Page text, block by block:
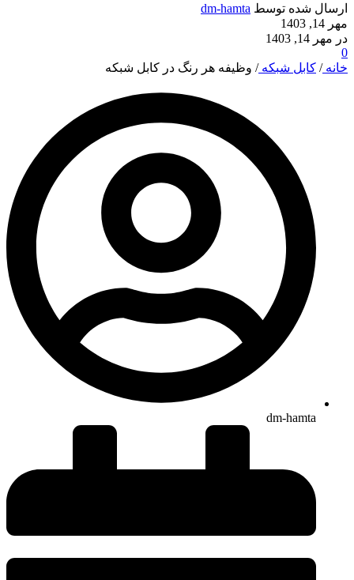
ارسال شده توسط dm-hamta
مهر 14, 1403
در مهر 14, 1403
0
خانه/ کابل شبکه/ وظیفه هر رنگ در کابل شبکه
dm-hamta